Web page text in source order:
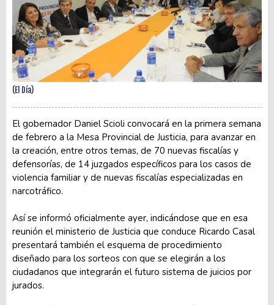
(El Día)
El gobernador Daniel Scioli convocará en la primera semana
de febrero a la Mesa Provincial de Justicia, para avanzar en
la creación, entre otros temas, de 70 nuevas fiscalías y
defensorías, de 14 juzgados específicos para los casos de
violencia familiar y de nuevas fiscalías especializadas en
narcotráfico.
Así se informó oficialmente ayer, indicándose que en esa
reunión el ministerio de Justicia que conduce Ricardo Casal
presentará también el esquema de procedimiento
diseñado para los sorteos con que se elegirán a los
ciudadanos que integrarán el futuro sistema de juicios por
jurados.